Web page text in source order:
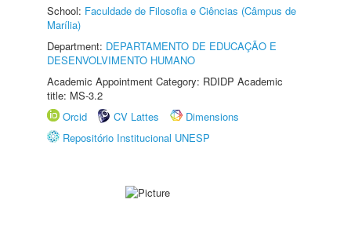
School: Faculdade de Filosofia e Ciências (Câmpus de
Marília)
Department: DEPARTAMENTO DE EDUCAÇÃO E
DESENVOLVIMENTO HUMANO
Academic Appointment Category: RDIDP Academic
title: MS-3.2
Orcid
CV Lattes
Dimensions
Repositório Institucional UNESP